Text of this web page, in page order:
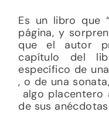
Es un libro que
página, y
que el autor
capítulo del
específico de
, o de una
algo placentero
de sus